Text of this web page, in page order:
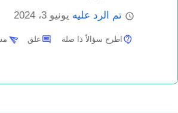
تم الرد عليه يونيو 3، 2024
اطرح سؤالاً ذا صلة علق